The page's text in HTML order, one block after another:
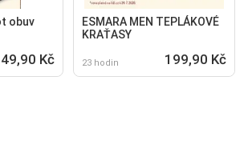
obuv
Kč
ESMARA MEN TEPLÁKOVÉ
KRAŤASY
23 hodin 199,90 Kč